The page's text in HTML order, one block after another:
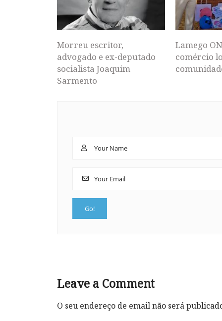
Morreu escritor,
advogado e ex-deputado
socialista Joaquim
Sarmento
Lamego
comércio
Leave a Comment
O seu endereço de email não será